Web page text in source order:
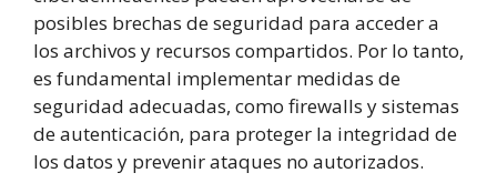
posibles brechas de seguridad para acceder a
los archivos y recursos compartidos. Por lo tanto,
es fundamental implementar medidas de
seguridad adecuadas, como firewalls y sistemas
de autenticación, para proteger la integridad de
los datos y prevenir ataques no autorizados.